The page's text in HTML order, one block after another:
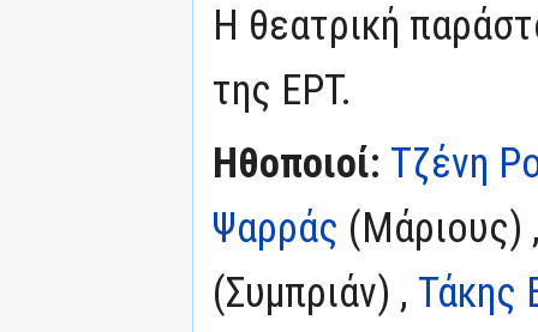
Η θεατρική
της ΕΡΤ.
Ηθοποιοί: Τζένη
Ψαρράς (Μάριους)
(Συμπριάν) , Τάκης